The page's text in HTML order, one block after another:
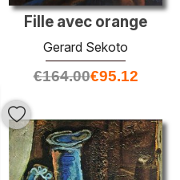
Fille avec orange
Gerard Sekoto
€164.00€95.12